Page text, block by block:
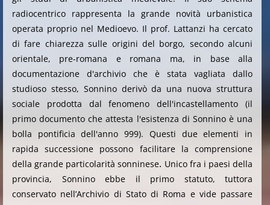
radiocentrico rappresenta la grande novità urbanistica
operata proprio nel Medioevo. Il prof. Lattanzi ha cercato
di fare chiarezza sulle origini del borgo, secondo alcuni
orientale, pre-romana e romana ma, in base alla
documentazione d'archivio che è stata vagliata dallo
studioso stesso, Sonnino derivò da una nuova struttura
sociale prodotta dal fenomeno dell'incastellamento (il
primo documento che attesta l'esistenza di Sonnino è una
bolla pontificia dell'anno 999). Questi due elementi in
rapida successione possono facilitare la comprensione
della grande particolarità sonninese. Unico fra i paesi della
provincia, Sonnino ebbe il primo statuto, tuttora
conservato nell’Archivio di Stato di Roma e vide passare